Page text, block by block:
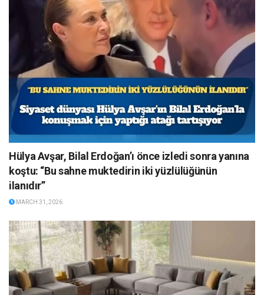
Hülya Avşar, Bilal Erdoğan’ı önce izledi sonra yanına
koştu: “Bu sahne muktedirin iki yüzlülüğünün
ilanıdır”
MARCH 31, 2026